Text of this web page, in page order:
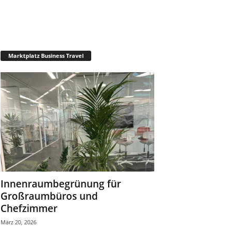
Marktplatz Business Travel
Innenraumbegrünung für
Großraumbüros und
Chefzimmer
März 20, 2026